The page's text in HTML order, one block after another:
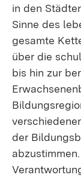
in den
Sinne des
gesamte
über die
bis hin zur
der